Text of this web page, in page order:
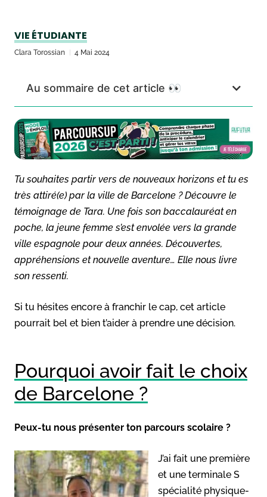
VIE ÉTUDIANTE
Clara Torossian 4 Mai 2024
Au sommaire de cet article 👀
Tu souhaites partir vers de nouveaux horizons et tu es
très attiré(e) par la ville de Barcelone ? Découvre le
témoignage de Tara. Une fois son baccalauréat en
poche, la jeune femme s’est envolée vers la grande
ville espagnole pour deux années. Découvertes,
appréhensions et nouvelle aventure… Elle nous livre
son ressenti.
Si tu hésites encore à franchir le cap, cet article
pourrait bel et bien t’aider à prendre une décision.
Pourquoi avoir fait le choix
de Barcelone ?
Peux-tu nous présenter ton parcours scolaire ?
J’ai fait une première
et une terminale S
spécialité physique-